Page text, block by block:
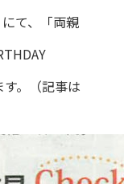
て、「両親
。（記事は